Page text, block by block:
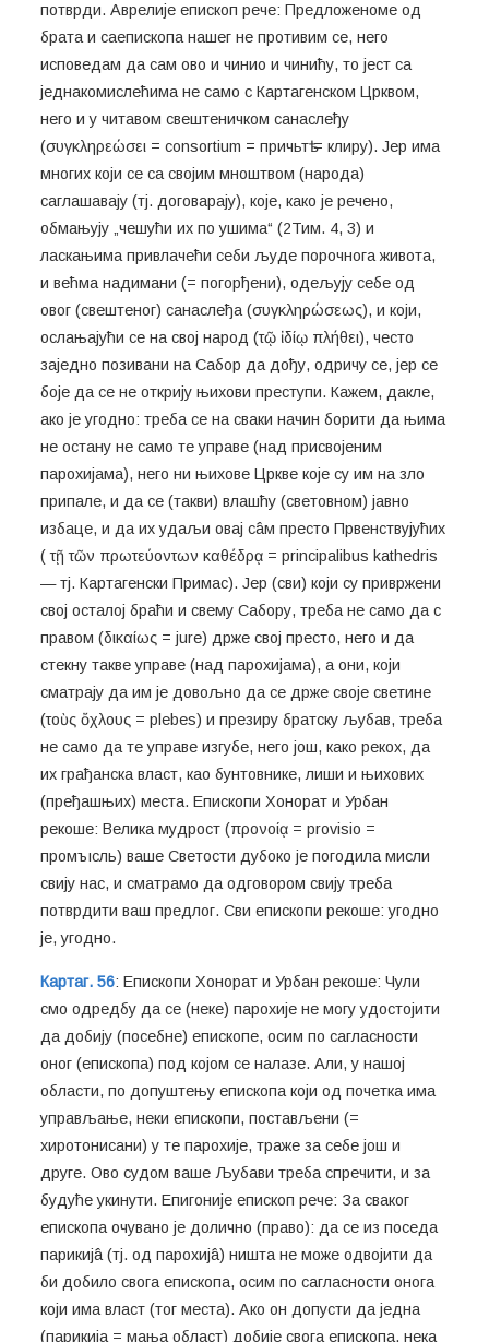
потврди. Аврелије епископ рече: Предложеноме од
брата и саепископа нашег не противим се, него
исповедам да сам ово и чинио и чинићу, то јест са
једнакомислећима не само с Картагенском Црквом,
него и у читавом свештеничком санаслеђу
(συγκληρεώσει = consortium = причьтѣ = клиру). Јер има
многих који се са својим мноштвом (народа)
саглашавају (тј. договарају), које, како је речено,
обмањују „чешући их по ушима“ (2Тим. 4, 3) и
ласкањима привлачећи себи људе порочнога живота,
и већма надимани (= погорђени), одељују себе од
овог (свештеног) санаслеђа (συγκληρώσεως), и који,
ослањајући се на свој народ (τῷ ἰδίῳ πλήθει), често
заједно позивани на Сабор да дођу, одричу се, јер се
боје да се не открију њихови преступи. Кажем, дакле,
ако је угодно: треба се на сваки начин борити да њима
не остану не само те управе (над присвојеним
парохијама), него ни њихове Цркве које су им на зло
припале, и да се (такви) влашћу (световном) јавно
избаце, и да их удаљи овај сâм престо Првенствујућих
( τῇ τῶν πρωτεύοντων καθέδρᾳ = principalibus kathedris
— тј. Картагенски Примас). Јер (сви) који су привржени
свој осталој браћи и свему Сабору, треба не само да с
правом (δικαίως = jure) држе свој престо, него и да
стекну такве управе (над парохијама), а они, који
сматрају да им је довољно да се држе своје светине
(τοὺς ὄχλους = plebes) и презиру братску љубав, треба
не само да те управе изгубе, него још, како рекох, да
их грађанска власт, као бунтовнике, лиши и њихових
(пређашњих) места. Епископи Хонорат и Урбан
рекоше: Велика мудрост (προνοίᾳ = provisio =
промъıсль) ваше Светости дубоко је погодила мисли
свију нас, и сматрамо да одговором свију треба
потврдити ваш предлог. Сви епископи рекоше: угодно
је, угодно.
Картаг. 56: Епископи Хонорат и Урбан рекоше: Чули
смо одредбу да се (неке) парохије не могу удостојити
да добију (посебне) епископе, осим по сагласности
оног (епископа) под којом се налазе. Али, у нашој
области, по допуштењу епископа који од почетка има
управљање, неки епископи, постављени (=
хиротонисани) у те парохије, траже за себе још и
друге. Ово судом ваше Љубави треба спречити, и за
будуће укинути. Епигоније епископ рече: За сваког
епископа очувано је долично (право): да се из поседа
парикијâ (тј. од парохијâ) ништа не може одвојити да
би добило свога епископа, осим по сагласности онога
који има власт (тог места). Ако он допусти да једна
(парикија = мања област) добије свога епископа, нека